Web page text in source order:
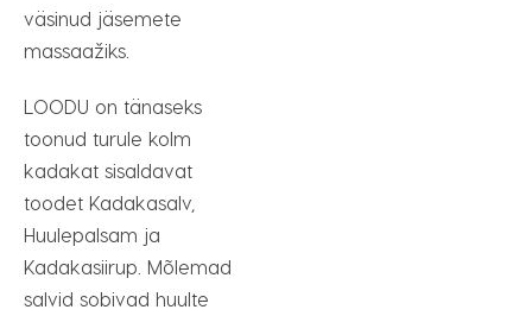
väsinud jäsemete
massaažiks.
LOODU on tänaseks
toonud turule kolm
kadakat sisaldavat
toodet Kadakasalv,
Huulepalsam ja
Kadakasiirup. Mõlemad
salvid sobivad huulte